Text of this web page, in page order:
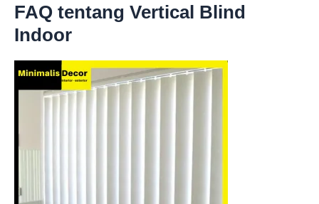
FAQ tentang Vertical Blind
Indoor